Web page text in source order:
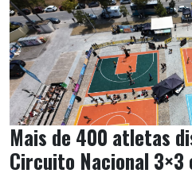
Mais de 400 atletas
Circuito Nacional 3×3